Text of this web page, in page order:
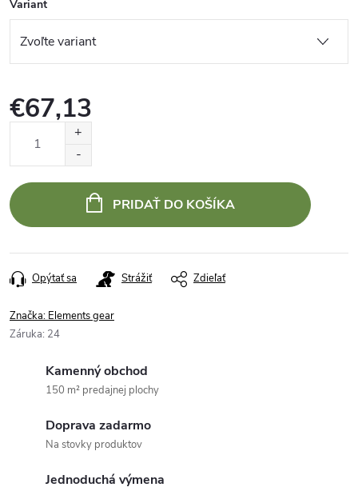
Variant
€67,13
PRIDAŤ DO KOŠÍKA
Opýtať sa Strážiť Zdieľať
Značka: Elements gear
Záruka: 24
Kamenný obchod
150 m² predajnej plochy
Doprava zadarmo
Na stovky produktov
Jednoduchá výmena